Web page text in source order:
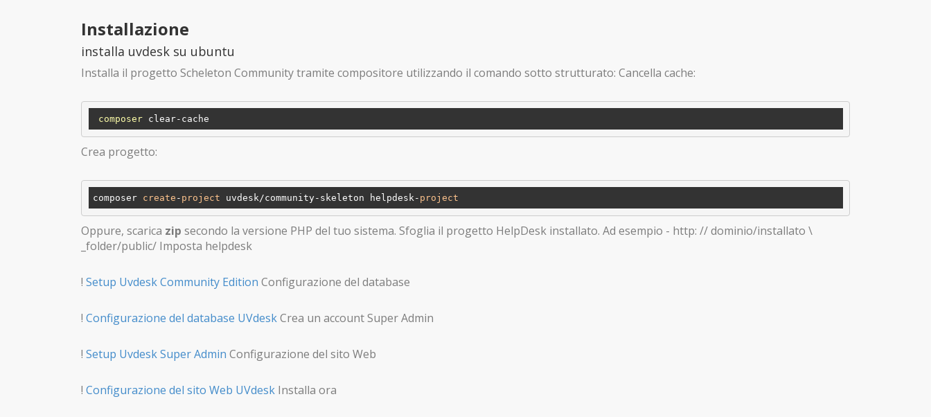
Installazione
installa uvdesk su ubuntu
Installa il progetto Scheleton Community tramite compositore utilizzando il comando sotto strutturato: Cancella cache:
composer
Crea progetto:
composer create - project uvdesk/community-skeleton helpdesk- project
Oppure, scarica zip secondo la versione PHP del tuo sistema. Sfoglia il progetto HelpDesk installato. Ad esempio - http: // dominio/installato \
_folder/public/ Imposta helpdesk
! Setup Uvdesk Community Edition Configurazione del database
! Configurazione del database UVdeskCrea un account Super Admin
! Setup Uvdesk Super Admin Configurazione del sito Web
! Configurazione del sito Web UVdesk Installa ora